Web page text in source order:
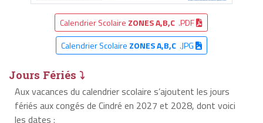
Calendrier Scolaire ZONES A,B,C .PDF
Calendrier Scolaire ZONES A,B,C.JPG
Jours Fériés ⤵
Aux vacances du calendrier scolaire s’ajoutent les jours
fériés aux congés de Cindré en 2027 et 2028, dont voici
les dates :